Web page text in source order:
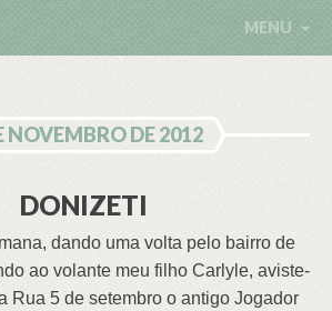
MENU
NOVEMBRO DE 2012
DONIZETI
dando uma volta pelo bairro de
ao volante meu filho Carlyle, aviste-
Rua 5 de setembro o antigo Jogador